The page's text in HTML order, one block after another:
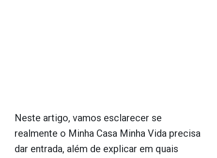
Neste artigo, vamos esclarecer se
realmente o Minha Casa Minha Vida precisa
dar entrada, além de explicar em quais